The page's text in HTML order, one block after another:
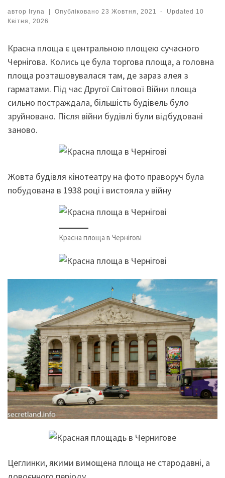
автор Iryna Опубліковано 23 Жовтня, 2021 - Updated 10
Квітня, 2026
Красна площа є центральною площею сучасного
Чернігова. Колись це була торгова площа, а головна
площа розташовувалася там, де зараз алея з
гарматами. Під час Другої Світової Війни площа
сильно постраждала, більшість будівель було
зруйновано. Після війни будівлі були відбудовані
заново.
Жовта будівля кінотеатру на фото праворуч була
побудована в 1938 році і вистояла у війну
Красна площа в Чернігові
Цеглинки, якими вимощена площа не стародавні, а